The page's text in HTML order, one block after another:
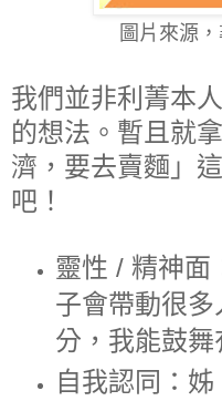
圖片來源
我們並非利菁本
的想法。暫且就
濟，要去賣麵」
吧！
靈性 / 精神面
子會帶動很
分，我能鼓舞
自我認同：